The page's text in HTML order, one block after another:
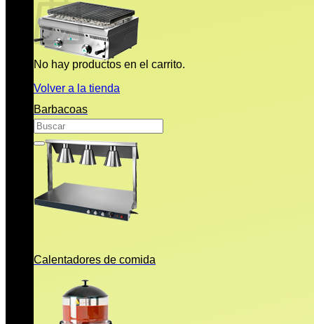
No hay productos en el carrito.
Volver a la tienda
Buscar
por:
Barbacoas
Calentadores de comida